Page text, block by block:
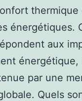
thermique
énergétiques.
aux
énergétique,
par une
Quels